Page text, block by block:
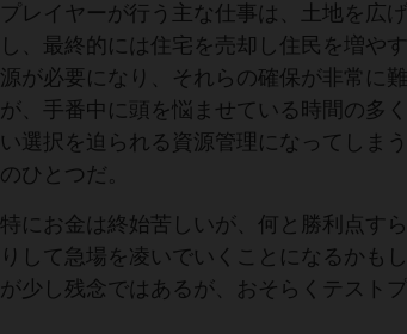
プレイヤーが行う主な仕事は、土地を広
し、最終的には住宅を売却し住民を増や
源が必要になり、それらの確保が非常に
が、手番中に頭を悩ませている時間の多
い選択を迫られる資源管理になってしま
のひとつだ。
特にお金は終始苦しいが、何と勝利点す
りして急場を凌いでいくことになるかも
が少し残念ではあるが、おそらくテスト